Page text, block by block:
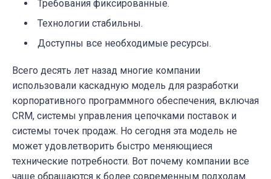
Требования фиксированные.
Технологии стабильны.
Доступны все необходимые ресурсы.
Всего десять лет назад многие компании
использовали каскадную модель для разработки
корпоративного программного обеспечения, включая
CRM, системы управления цепочками поставок и
системы точек продаж. Но сегодня эта модель не
может удовлетворить быстро меняющиеся
технические потребности. Вот почему компании все
чаще обращаются к более современным подходам.